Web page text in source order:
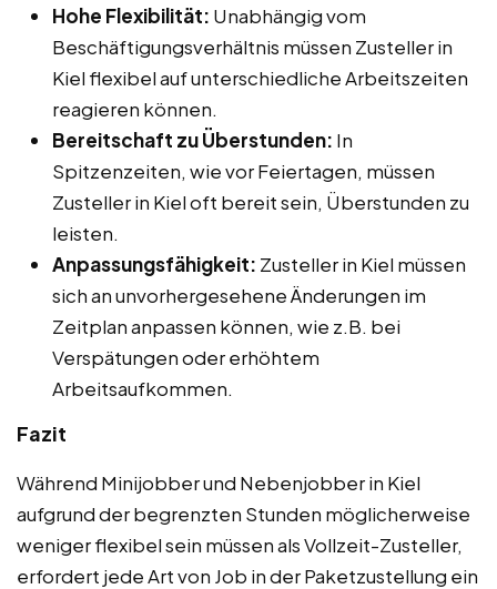
Hohe Flexibilität: Unabhängig vom
Beschäftigungsverhältnis müssen Zusteller in
Kiel flexibel auf unterschiedliche Arbeitszeiten
reagieren können.
Bereitschaft zu Überstunden: In
Spitzenzeiten, wie vor Feiertagen, müssen
Zusteller in Kiel oft bereit sein, Überstunden zu
leisten.
Anpassungsfähigkeit: Zusteller in Kiel müssen
sich an unvorhergesehene Änderungen im
Zeitplan anpassen können, wie z.B. bei
Verspätungen oder erhöhtem
Arbeitsaufkommen.
Fazit
Während Minijobber und Nebenjobber in Kiel
aufgrund der begrenzten Stunden möglicherweise
weniger flexibel sein müssen als Vollzeit-Zusteller,
erfordert jede Art von Job in der Paketzustellung ein